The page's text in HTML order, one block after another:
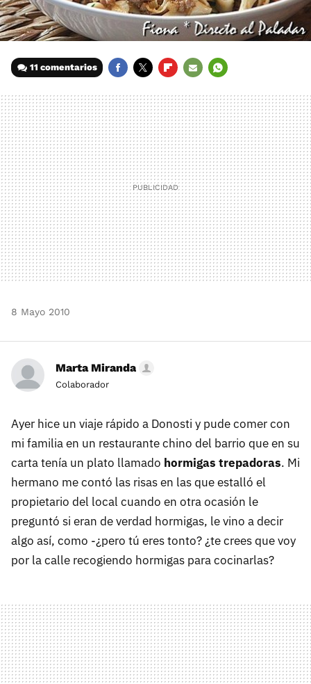
11 comentarios
MAIL
8 Mayo 2010
Marta Miranda
Colaborador
Ayer hice un viaje rápido a Donosti y pude comer con
mi familia en un restaurante chino del barrio que en su
carta tenía un plato llamado hormigas trepadoras. Mi
hermano me contó las risas en las que estalló el
propietario del local cuando en otra ocasión le
preguntó si eran de verdad hormigas, le vino a decir
algo así, como -¿pero tú eres tonto? ¿te crees que voy
por la calle recogiendo hormigas para cocinarlas?